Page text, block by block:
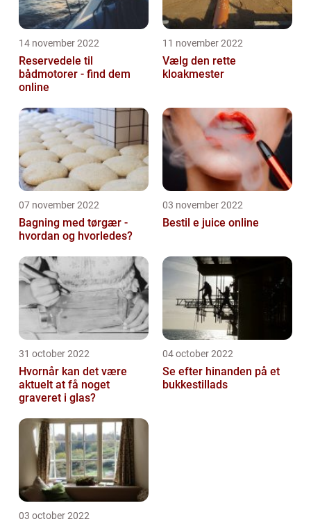
14 november 2022
Reservedele til
bådmotorer - find dem
online
11 november 2022
Vælg den rette
kloakmester
07 november 2022
Bagning med tørgær -
hvordan og hvorledes?
03 november 2022
Bestil e juice online
31 october 2022
Hvornår kan det være
aktuelt at få noget
graveret i glas?
04 october 2022
Se efter hinanden på et
bukkestillads
03 october 2022